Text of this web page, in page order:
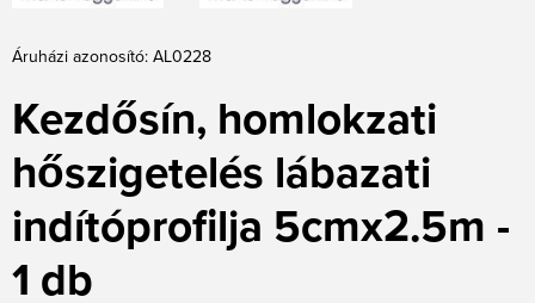
Áruházi azonosító: AL0228
Kezdősín, homlokzati
hőszigetelés lábazati
indítóprofilja 5cmx2.5m -
1 db